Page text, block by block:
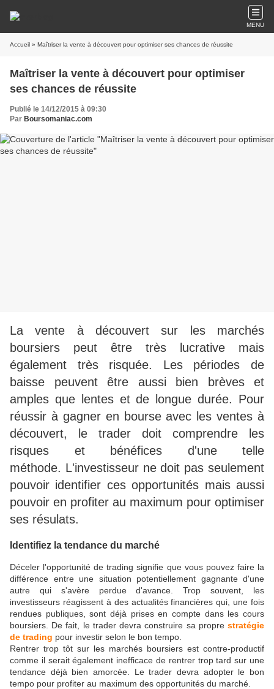
MENU
Accueil » Maîtriser la vente à découvert pour optimiser ses chances de réussite
Maîtriser la vente à découvert pour optimiser
ses chances de réussite
Publié le 14/12/2015 à 09:30
Par Boursomaniac.com
La vente à découvert sur les marchés
boursiers peut être très lucrative mais
également très risquée. Les périodes de
baisse peuvent être aussi bien brèves et
amples que lentes et de longue durée. Pour
réussir à gagner en bourse avec les ventes à
découvert, le trader doit comprendre les
risques et bénéfices d'une telle
méthode. L'investisseur ne doit pas seulement
pouvoir identifier ces opportunités mais aussi
pouvoir en profiter au maximum pour optimiser
ses résulats.
Identifiez la tendance du marché
Déceler l'opportunité de trading signifie que vous pouvez faire la
différence entre une situation potentiellement gagnante d'une
autre qui s'avère perdue d'avance. Trop souvent, les
investisseurs réagissent à des actualités financières qui, une fois
rendues publiques, sont déjà prises en compte dans les cours
boursiers. De fait, le trader devra construire sa propre stratégie
de trading pour investir selon le bon tempo.
Rentrer trop tôt sur les marchés boursiers est contre-productif
comme il serait également inefficace de rentrer trop tard sur une
tendance déjà bien amorcée. Le trader devra adopter le bon
tempo pour profiter au maximum des opportunités du marché.